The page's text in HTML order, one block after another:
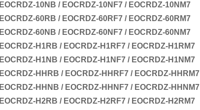
EOCRDZ-10NB / EOCRDZ-10NF7 / EOCRDZ-10NM7
EOCRDZ-60RB / EOCRDZ-60RF7 / EOCRDZ-60RM7
EOCRDZ-60NB / EOCRDZ-60NF7 / EOCRDZ-60NM7
EOCRDZ-H1RB / EOCRDZ-H1RF7 / EOCRDZ-H1RM7
EOCRDZ-H1NB / EOCRDZ-H1NF7 / EOCRDZ-H1NM7
EOCRDZ-HHRB / EOCRDZ-HHRF7 / EOCRDZ-HHRM7
EOCRDZ-HHNB / EOCRDZ-HHNF7 / EOCRDZ-HHNM7
EOCRDZ-H2RB / EOCRDZ-H2RF7 / EOCRDZ-H2RM7